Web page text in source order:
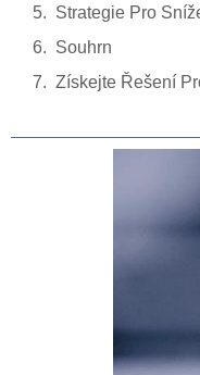
Strategie Pro
Souhrn
Získejte Řešení